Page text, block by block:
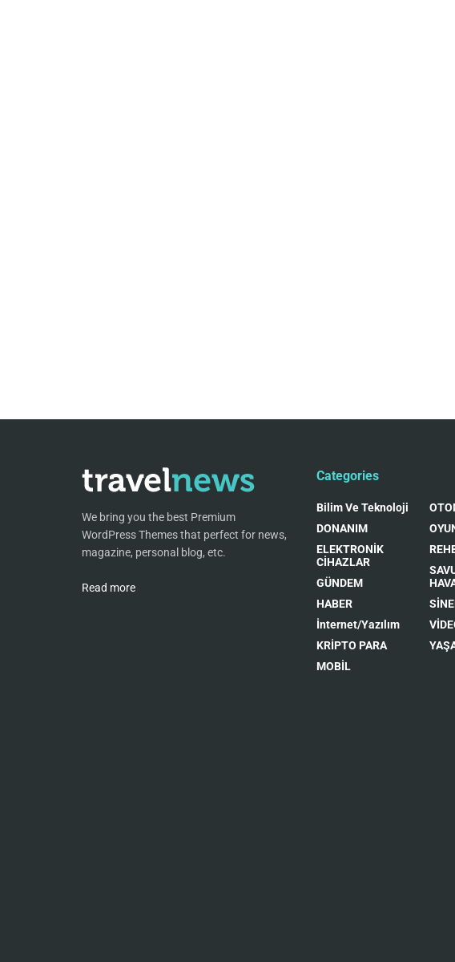
We bring you the best Premium
WordPress Themes that perfect for news,
magazine, personal blog, etc.
Read more
Categories
Bilim Ve Teknoloji
DONANIM
ELEKTRONİK
CİHAZLAR
GÜNDEM
HABER
İnternet/Yazılım
KRİPTO PARA
MOBİL